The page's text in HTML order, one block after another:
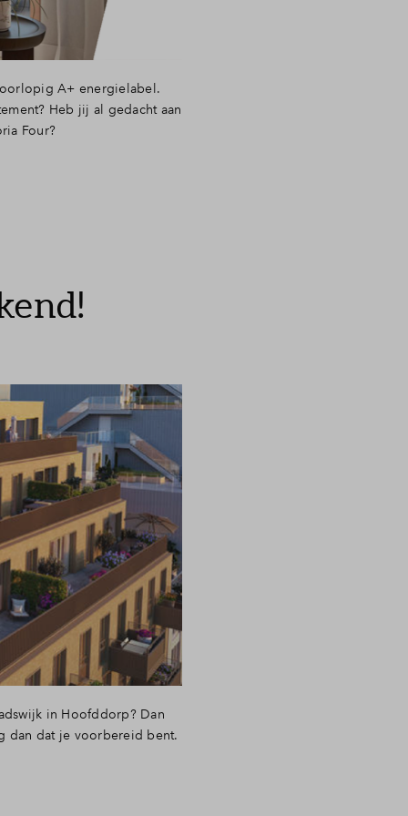
A+ energielabel.
Heb jij al gedacht aan
Four?
in Hoofddorp? Dan
dan dat je voorbereid bent.